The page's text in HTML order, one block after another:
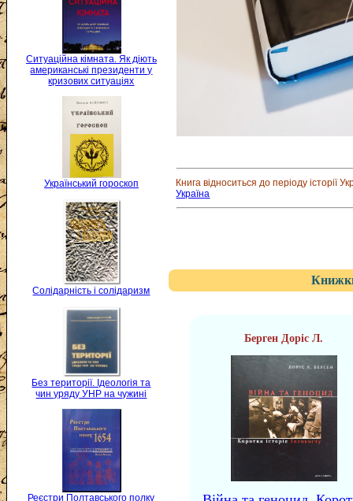
Ситуаційна кімната. Як діють
американські президенти у
кризових ситуаціях
Український гороскоп
Солідарність і солідаризм
Без території. Ідеологія та
чин уряду УНР на чужині
Реєстри Полтавського полку
Книга відноситься до періоду історії
Україна
Берген Доріс Л.